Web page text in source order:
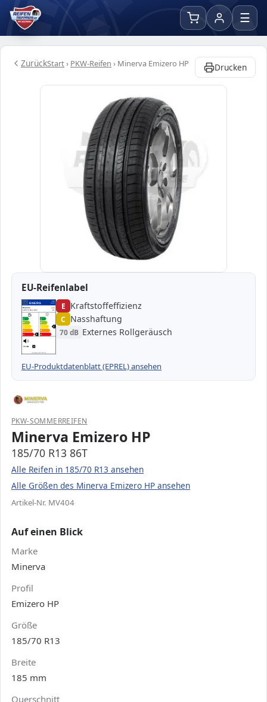
☰
ZurückStart› PKW-Reifen › Minerva Emizero HP Drucken
EU-Reifenlabel
ENERG 1000000
Minerva MV404
185/70 R13 86T C1
A
B
C
D
E
E
A
B
C
C
D
E
70 dB B
Verordnung (EU) 2020/740
E Kraftstoffeffizienz
C Nasshaftung
70 dB Externes Rollgeräusch
EU-Produktdatenblatt (EPREL) ansehen
PKW-SOMMERREIFEN
Minerva Emizero HP
185/70 R13 86T
Alle Reifen in 185/70 R13 ansehen
Alle Größen des Minerva Emizero HP ansehen
Artikel-Nr. MV404
Auf einen Blick
Marke
Minerva
Profil
Emizero HP
Größe
185/70 R13
Breite
185 mm
Querschnitt